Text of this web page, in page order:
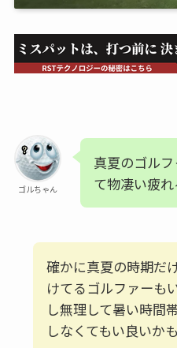
ゴルちゃん
真夏のゴル
て物凄い疲
確かに真夏の時期だ
けてるゴルファーも
し無理して暑い時間
しなくてもい良いか